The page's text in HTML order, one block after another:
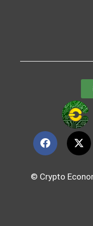
© Crypto